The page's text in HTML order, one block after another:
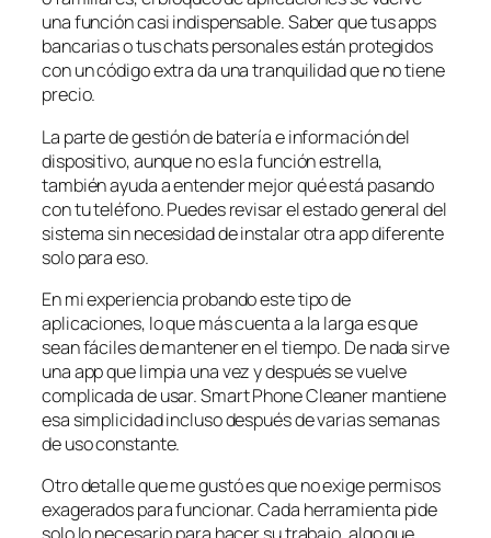
una función casi indispensable. Saber que tus apps
bancarias o tus chats personales están protegidos
con un código extra da una tranquilidad que no tiene
precio.
La parte de gestión de batería e información del
dispositivo, aunque no es la función estrella,
también ayuda a entender mejor qué está pasando
con tu teléfono. Puedes revisar el estado general del
sistema sin necesidad de instalar otra app diferente
solo para eso.
En mi experiencia probando este tipo de
aplicaciones, lo que más cuenta a la larga es que
sean fáciles de mantener en el tiempo. De nada sirve
una app que limpia una vez y después se vuelve
complicada de usar. Smart Phone Cleaner mantiene
esa simplicidad incluso después de varias semanas
de uso constante.
Otro detalle que me gustó es que no exige permisos
exagerados para funcionar. Cada herramienta pide